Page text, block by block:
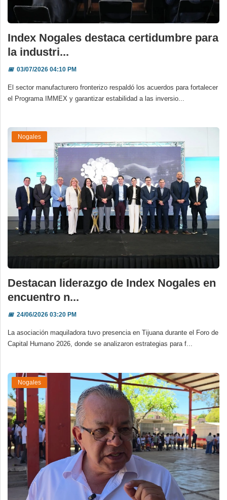
Index Nogales destaca certidumbre para
la industri...
📅03/07/2026 04:10 PM
El sector manufacturero fronterizo respaldó los acuerdos para fortalecer
el Programa IMMEX y garantizar estabilidad a las inversio...
Nogales
Destacan liderazgo de Index Nogales en
encuentro n...
📅24/06/2026 03:20 PM
La asociación maquiladora tuvo presencia en Tijuana durante el Foro de
Capital Humano 2026, donde se analizaron estrategias para f...
Nogales